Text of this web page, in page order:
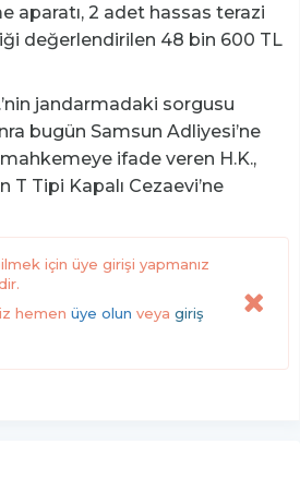
aparatı, 2 adet hassas terazi
değerlendirilen 48 bin 600 TL
jandarmadaki sorgusu
bugün Samsun Adliyesi’ne
ifade veren H.K.,
Tipi Kapalı Cezaevi’ne
için üye girişi yapmanız
hemen üye olun veya giriş